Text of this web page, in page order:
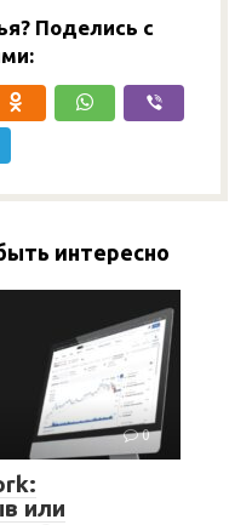
Поделись с
интересно
0
или